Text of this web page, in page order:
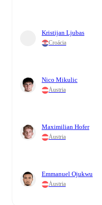
Kristijan Ljubas
Croácia
Nico Mikulic
Áustria
Maximilian Hofer
Áustria
Emmanuel Ojukwu
Áustria